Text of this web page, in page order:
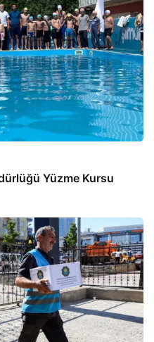
Yüzme Kursu